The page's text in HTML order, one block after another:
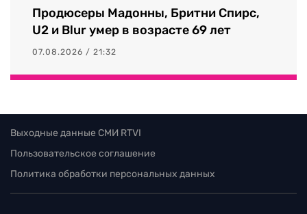
Продюсеры Мадонны, Бритни Спирс,
U2 и Blur умер в возрасте 69 лет
07.08.2026 / 21:32
Выходные данные СМИ RTVI
Пользовательское соглашение
Политика обработки персональных данных